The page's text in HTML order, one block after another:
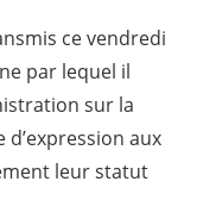
ce vendredi
par lequel il
sur la
aux
leur statut